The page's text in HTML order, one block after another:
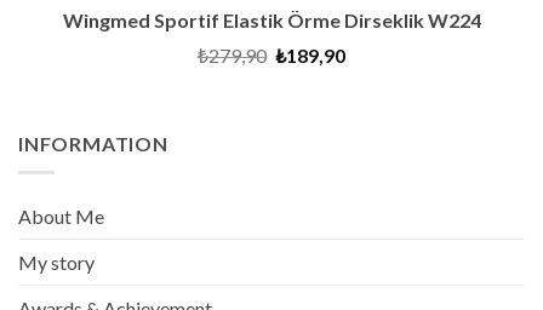
Wingmed Sportif Elastik Örme Dirseklik W224
₺279,90 Original
₺189,90Current
INFORMATION
About Me
My story